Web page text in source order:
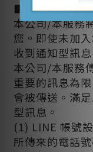
■通知型訊息
本公司/本服務
您。即使未加
收到通知型訊息
本公司/本服務
重要的訊息為
會被傳送。滿
型訊息。
(1) LINE 帳號
所傳來的電話